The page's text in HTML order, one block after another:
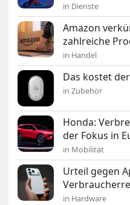
in Dienste
Amazon
zahlreiche
in Handel
Das kostet
in Zubehör
Honda:
der Fokus in
in Mobilität
Urteil gegen
in Hardware